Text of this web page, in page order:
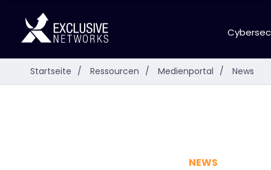
Startseite / Ressourcen / Medienportal / News
NEWS